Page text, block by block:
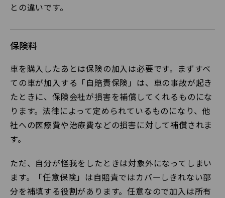
との違いです。
保険料
車を購入したあとは保険の加入は必要です。まずすべ
ての車が加入する「自賠責保険」は、車の事故が起き
たときに、保険会社が損害を補償してくれるものにな
ります。法律によって定められているものになり、他
社への医療費や治療費などの損害に対して補償されま
す。
ただ、自分が怪我をしたときは対象外になってしまい
ます。「任意保険」は自賠責ではカバーしきれない部
分を補填する役割があります。任意なので加入は所有